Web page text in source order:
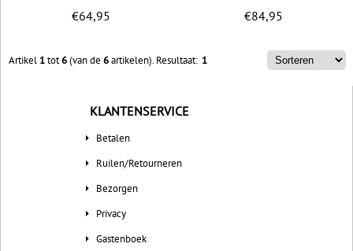
€64,95
€84,95
Artikel 1tot6(van de 6artikelen). Resultaat: 1
KLANTENSERVICE
Betalen
Ruilen/Retourneren
Bezorgen
Privacy
Gastenboek